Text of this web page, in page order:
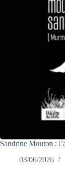
Sandrine Mouton :
03/06/2026